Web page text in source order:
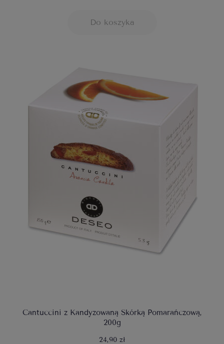
Do koszyka
Cantuccini z Kandyzowaną Skórką Pomarańczową,
200g
24,90 zł